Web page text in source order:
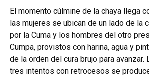
El momento cúlmine de la chaya llega
las mujeres se ubican de un lado de la
por la Cuma y los hombres del otro
Cumpa, provistos con harina, agua y
de la orden del cura brujo para
tres intentos con retrocesos se